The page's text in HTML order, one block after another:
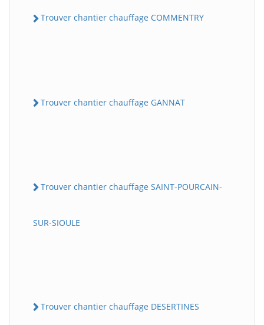
Trouver chantier chauffage COMMENTRY
Trouver chantier chauffage GANNAT
Trouver chantier chauffage SAINT-POURCAIN-
SUR-SIOULE
Trouver chantier chauffage DESERTINES